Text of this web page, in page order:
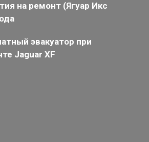
на ремонт (Ягуар Икс
эвакуатор при
Jaguar XF